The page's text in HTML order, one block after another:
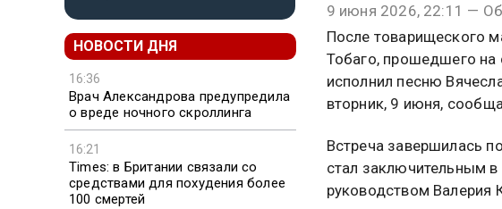
НОВОСТИ ДНЯ
16:36
Врач Александрова предупредила
о вреде ночного скроллинга
16:21
Times: в Британии связали со
средствами для похудения более
100 смертей
9 июня 2026, 22:11 —
После товарищеского
Тобаго, прошедшего на
исполнил песню
вторник, 9 июня,
Встреча завершилась
стал заключительным
руководством Валерия